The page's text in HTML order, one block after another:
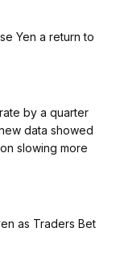
Yen a return to
by a quarter
data showed
slowing more
as Traders Bet